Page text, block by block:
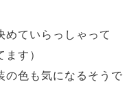
めていらっしゃって
ます）
の色も気になるそうで